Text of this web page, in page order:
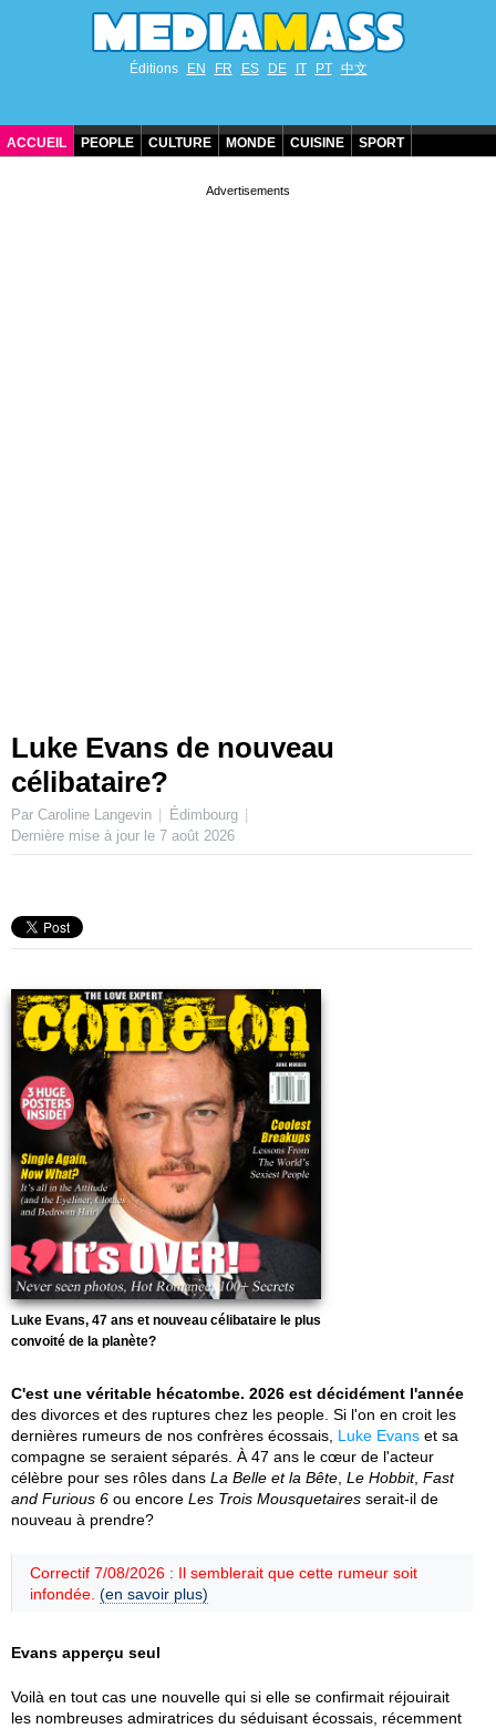
Éditions EN FR ES DE IT PT 中文
ACCUEIL PEOPLE CULTURE MONDE CUISINE SPORT
Luke Evans de nouveau
célibataire?
Par Caroline Langevin
Édimbourg
Dernière mise à jour le 7 août 2026
Luke Evans, 47 ans et nouveau célibataire le plus
convoité de la planète?
C'est une véritable hécatombe. 2026 est décidément l'année
des divorces et des ruptures chez les people. Si l'on en croit les
dernières rumeurs de nos confrères écossais, Luke Evans et sa
compagne se seraient séparés. À 47 ans le cœur de l'acteur
célèbre pour ses rôles dans La Belle et la Bête Le Hobbit, Fast
and Furious 6 ou encore Les Trois Mousquetaires serait-il de
nouveau à prendre?
Correctif 7/08/2026 : Il semblerait que cette rumeur soit
infondée. (en savoir plus)
Evans apperçu seul
Voilà en tout cas une nouvelle qui si elle se confirmait réjouirait
les nombreuses admiratrices du séduisant écossais, récemment